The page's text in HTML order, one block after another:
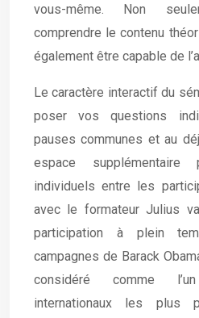
vous-même. Non
comprendre le contenu
également être capable de
Le caractère interactif du
poser vos questions
pauses communes et au
espace
individuels entre les
avec le formateur Julius
participation à plein
campagnes de Barack
considéré comme
internationaux les plus